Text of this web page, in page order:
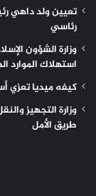
تعيين ولد داهي
رئاسي
وزارة الشؤون
استهلاك الموارد
كيفه ميديا تعزي
وزارة التجهيز
طريق الأمل